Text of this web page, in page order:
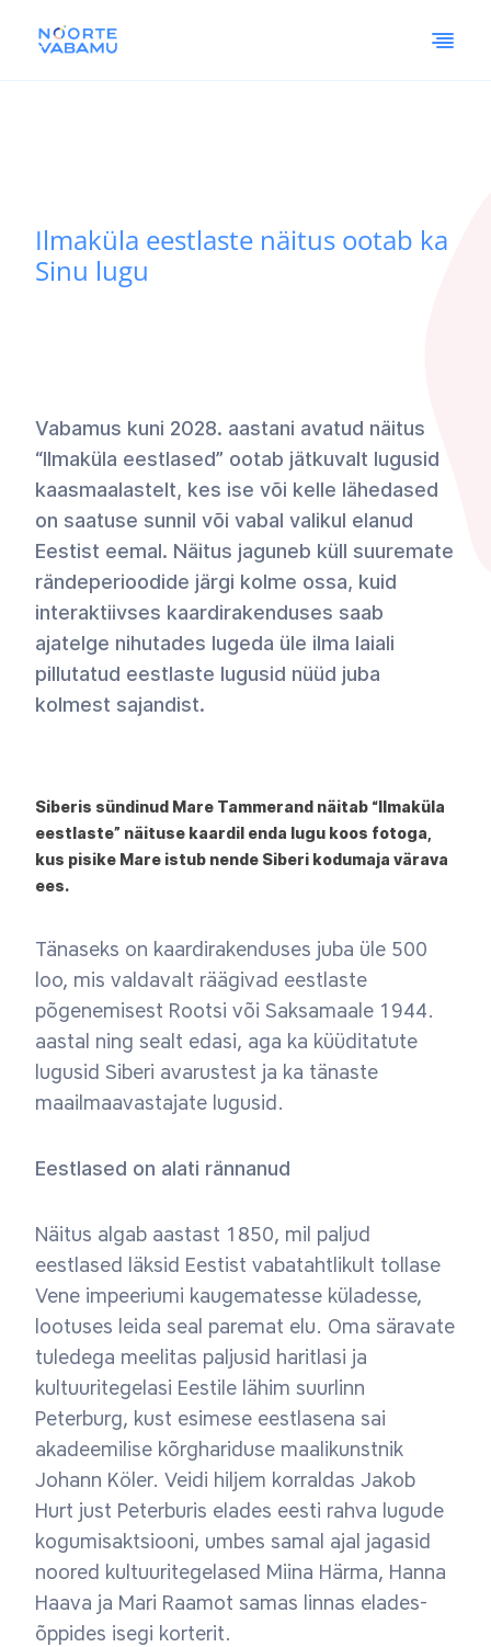
Ilmaküla eestlaste näitus ootab ka
Sinu lugu
Vabamus kuni 2028. aastani avatud näitus
“Ilmaküla eestlased” ootab jätkuvalt lugusid
kaasmaalastelt, kes ise või kelle lähedased
on saatuse sunnil või vabal valikul elanud
Eestist eemal. Näitus jaguneb küll suuremate
rändeperioodide järgi kolme ossa, kuid
interaktiivses kaardirakenduses saab
ajatelge nihutades lugeda üle ilma laiali
pillutatud eestlaste lugusid nüüd juba
kolmest sajandist.
Siberis sündinud Mare Tammerand näitab “Ilmaküla
eestlaste” näituse kaardil enda lugu koos fotoga,
kus pisike Mare istub nende Siberi kodumaja värava
ees.
Tänaseks on kaardirakenduses juba üle 500
loo, mis valdavalt räägivad eestlaste
põgenemisest Rootsi või Saksamaale 1944.
aastal ning sealt edasi, aga ka küüditatute
lugusid Siberi avarustest ja ka tänaste
maailmaavastajate lugusid.
Eestlased on alati rännanud
Näitus algab aastast 1850, mil paljud
eestlased läksid Eestist vabatahtlikult tollase
Vene impeeriumi kaugematesse küladesse,
lootuses leida seal paremat elu. Oma säravate
tuledega meelitas paljusid haritlasi ja
kultuuritegelasi Eestile lähim suurlinn
Peterburg, kust esimese eestlasena sai
akadeemilise kõrghariduse maalikunstnik
Johann Köler. Veidi hiljem korraldas Jakob
Hurt just Peterburis elades eesti rahva lugude
kogumisaktsiooni, umbes samal ajal jagasid
noored kultuuritegelased Miina Härma, Hanna
Haava ja Mari Raamot samas linnas elades-
õppides isegi korterit.